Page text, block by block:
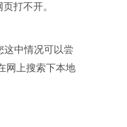
打不开。
这中情况可以尝
网上搜索下本地